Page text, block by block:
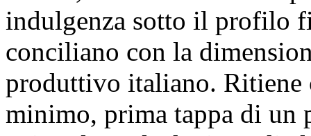
indulgenza sotto il profilo
conciliano con la
produttivo italiano. Ritiene
minimo, prima tappa di un